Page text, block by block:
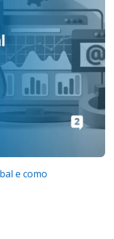
e como